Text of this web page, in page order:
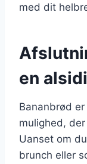
med dit
en
Bananbrød
mulighed,
Uanset om
brunch eller